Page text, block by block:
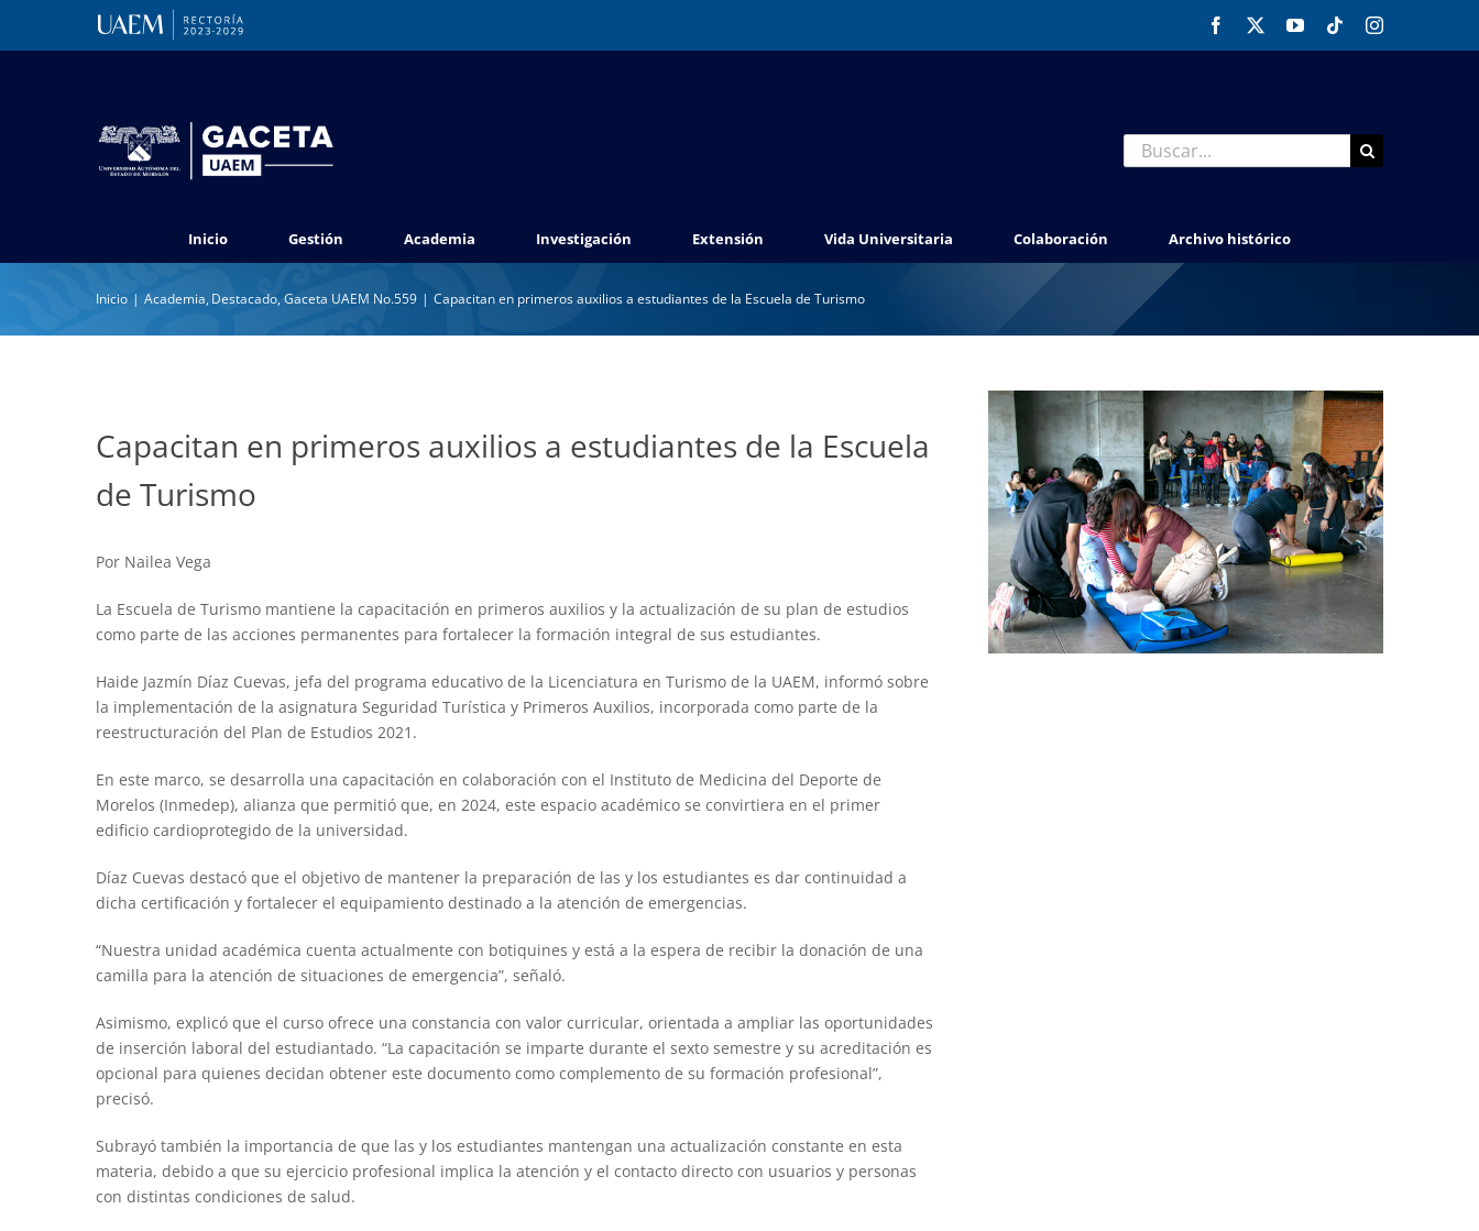
Facebook YouTubeTiktokInstagram
Buscar:
Inicio Gestión Academia Investigación Extensión Vida Universitaria Colaboración Archivo histórico
Inicio Academia Destacado Gaceta UAEM No.559 Capacitan en primeros auxilios a estudiantes de la Escuela de Turismo
Capacitan en primeros auxilios a estudiantes de la Escuela
de Turismo
Por Nailea Vega
La Escuela de Turismo mantiene la capacitación en primeros auxilios y la actualización de su plan de estudios
como parte de las acciones permanentes para fortalecer la formación integral de sus estudiantes.
Haide Jazmín Díaz Cuevas, jefa del programa educativo de la Licenciatura en Turismo de la UAEM, informó sobre
la implementación de la asignatura Seguridad Turística y Primeros Auxilios, incorporada como parte de la
reestructuración del Plan de Estudios 2021.
En este marco, se desarrolla una capacitación en colaboración con el Instituto de Medicina del Deporte de
Morelos (Inmedep), alianza que permitió que, en 2024, este espacio académico se convirtiera en el primer
edificio cardioprotegido de la universidad.
Díaz Cuevas destacó que el objetivo de mantener la preparación de las y los estudiantes es dar continuidad a
dicha certificación y fortalecer el equipamiento destinado a la atención de emergencias.
“Nuestra unidad académica cuenta actualmente con botiquines y está a la espera de recibir la donación de una
camilla para la atención de situaciones de emergencia”, señaló.
Asimismo, explicó que el curso ofrece una constancia con valor curricular, orientada a ampliar las oportunidades
de inserción laboral del estudiantado. “La capacitación se imparte durante el sexto semestre y su acreditación es
opcional para quienes decidan obtener este documento como complemento de su formación profesional”,
precisó.
Subrayó también la importancia de que las y los estudiantes mantengan una actualización constante en esta
materia, debido a que su ejercicio profesional implica la atención y el contacto directo con usuarios y personas
con distintas condiciones de salud.